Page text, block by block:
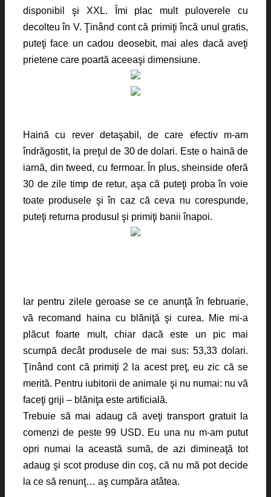
disponibil şi XXL. Îmi plac mult puloverele cu
decolteu în V. Ţinând cont că primiţi încă unul gratis,
puteţi face un cadou deosebit, mai ales dacă aveţi
prietene care poartă aceeaşi dimensiune.
Haină cu rever detaşabil, de care efectiv m-am
îndrăgostit, la preţul de 30 de dolari. Este o haină de
iarnă, din tweed, cu fermoar. În plus, sheinside oferă
30 de zile timp de retur, aşa că puteţi proba în voie
toate produsele şi în caz că ceva nu corespunde,
puteţi returna produsul şi primiţi banii înapoi.
Iar pentru zilele geroase se ce anunţă în februarie,
vă recomand haina cu blăniţă şi curea. Mie mi-a
plăcut foarte mult, chiar dacă este un pic mai
scumpă decât produsele de mai sus: 53,33 dolari.
Ţinând cont că primiţi 2 la acest preţ, eu zic că se
merită. Pentru iubitorii de animale şi nu numai: nu vă
faceţi griji – blăniţa este artificială.
Trebuie să mai adaug că aveţi transport gratuit la
comenzi de peste 99 USD. Eu una nu m-am putut
opri numai la această sumă, de azi dimineaţă tot
adaug şi scot produse din coş, că nu mă pot decide
la ce să renunţ… aş cumpăra atâtea.